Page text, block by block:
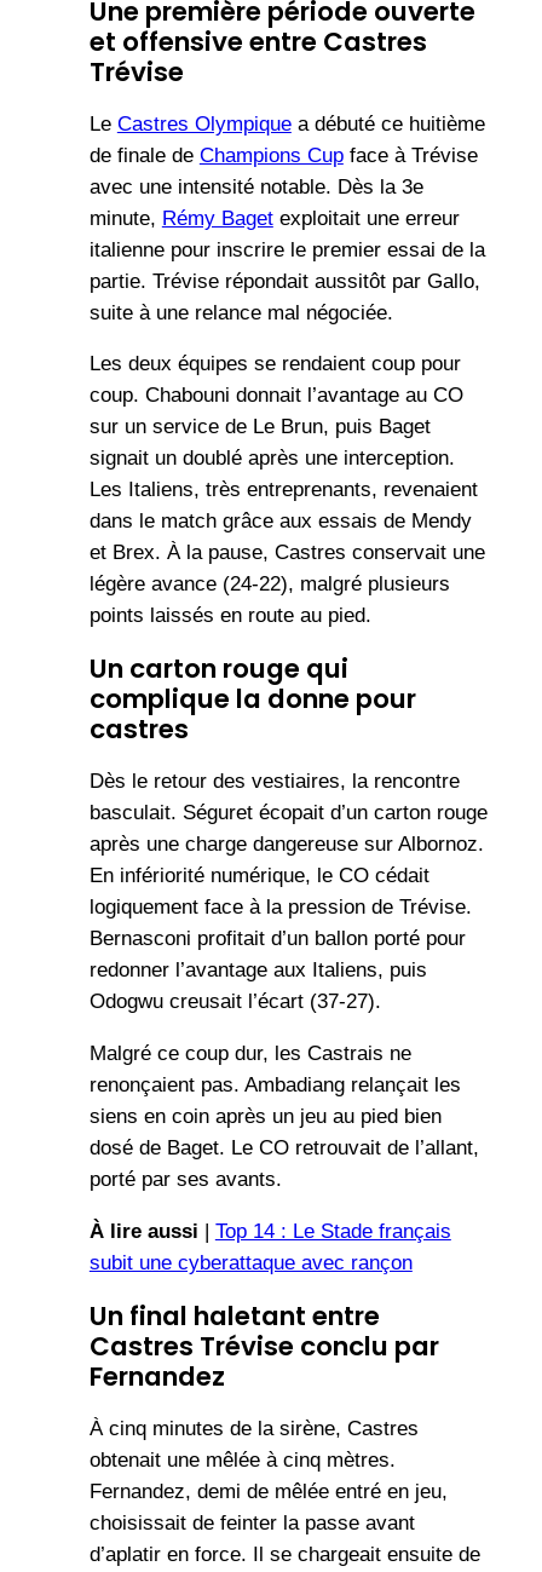
Une première période ouverte
et offensiveentre Castres
Trévise
Le Castres Olympiquea débuté ce huitième
de finale de Champions Cupface à Trévise
avec une intensité notable. Dès la 3e
minute, Rémy Bagetexploitait une erreur
italienne pour inscrire le premier essai de la
partie. Trévise répondait aussitôt par Gallo,
suite à une relance mal négociée.
Les deux équipes se rendaient coup pour
coup. Chabouni donnait l’avantage au CO
sur un service de Le Brun, puis Baget
signait un doublé après une interception.
Les Italiens, très entreprenants, revenaient
dans le match grâce aux essais de Mendy
et Brex. À la pause, Castres conservait une
légère avance (24-22), malgré plusieurs
points laissés en route au pied.
Un carton rouge qui
complique la donne pour
castres
Dès le retour des vestiaires, la rencontre
basculait. Séguret écopait d’un carton rouge
après une charge dangereuse sur Albornoz.
En infériorité numérique, le CO cédait
logiquement face à la pression de Trévise.
Bernasconi profitait d’un ballon porté pour
redonner l’avantage aux Italiens, puis
Odogwu creusait l’écart (37-27).
Malgré ce coup dur, les Castrais ne
renonçaient pas. Ambadiang relançait les
siens en coin après un jeu au pied bien
dosé de Baget. Le CO retrouvait de l’allant,
porté par ses avants.
À lire aussi | Top 14 : Le Stade français
subit une cyberattaque avec rançon
Un final haletant entre
Castres Trévise conclu par
Fernandez
À cinq minutes de la sirène, Castres
obtenait une mêlée à cinq mètres.
Fernandez, demi de mêlée entré en jeu,
choisissait de feinter la passe avant
d’aplatir en force. Il se chargeait ensuite de